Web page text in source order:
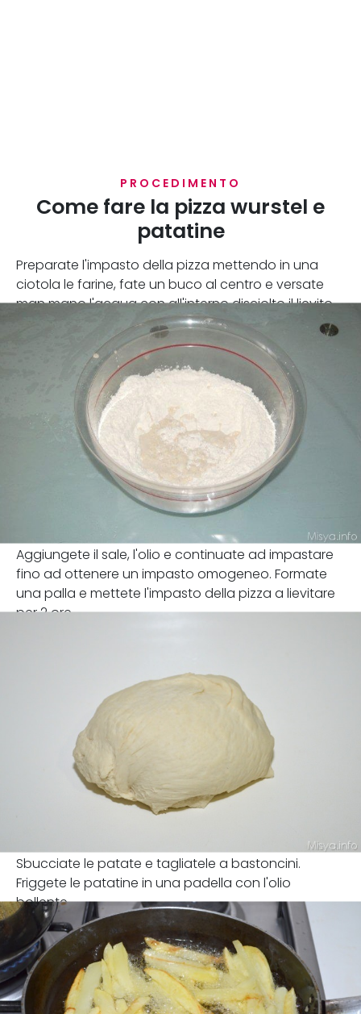
PROCEDIMENTO
Come fare la pizza wurstel e
patatine
Preparate l'impasto della pizza mettendo in una
ciotola le farine, fate un buco al centro e versate
man mano l'acqua con all'interno disciolto il lievito.
Aggiungete il sale, l'olio e continuate ad impastare
fino ad ottenere un impasto omogeneo. Formate
una palla e mettete l'impasto della pizza a lievitare
per 2 ore.
Sbucciate le patate e tagliatele a bastoncini.
Friggete le patatine in una padella con l'olio
bollente.